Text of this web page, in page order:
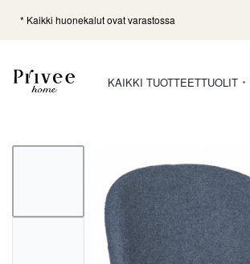
* Kaikki huonekalut ovat varastossa
KAIKKI TUOTTEETTUOLIT